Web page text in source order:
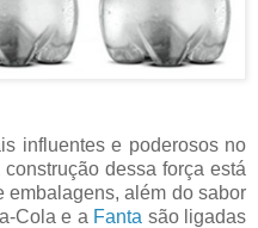
influentes e poderosos no
dessa força está
embalagens, além do sabor
Cola e a Fanta são ligadas